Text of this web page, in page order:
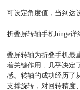
可设定角度值，当到达
折叠屏转轴手机hinge详
叠屏转轴为折叠手机最
着关键作用，几乎决定
感。转轴的成功经历了
支撑旋转，对回转精度